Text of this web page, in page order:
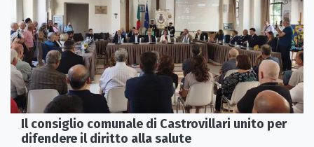
Il consiglio comunale di Castrovillari unito per
difendere il diritto alla salute